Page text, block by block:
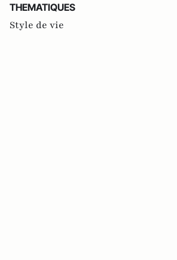
THEMATIQUES
Style de vie